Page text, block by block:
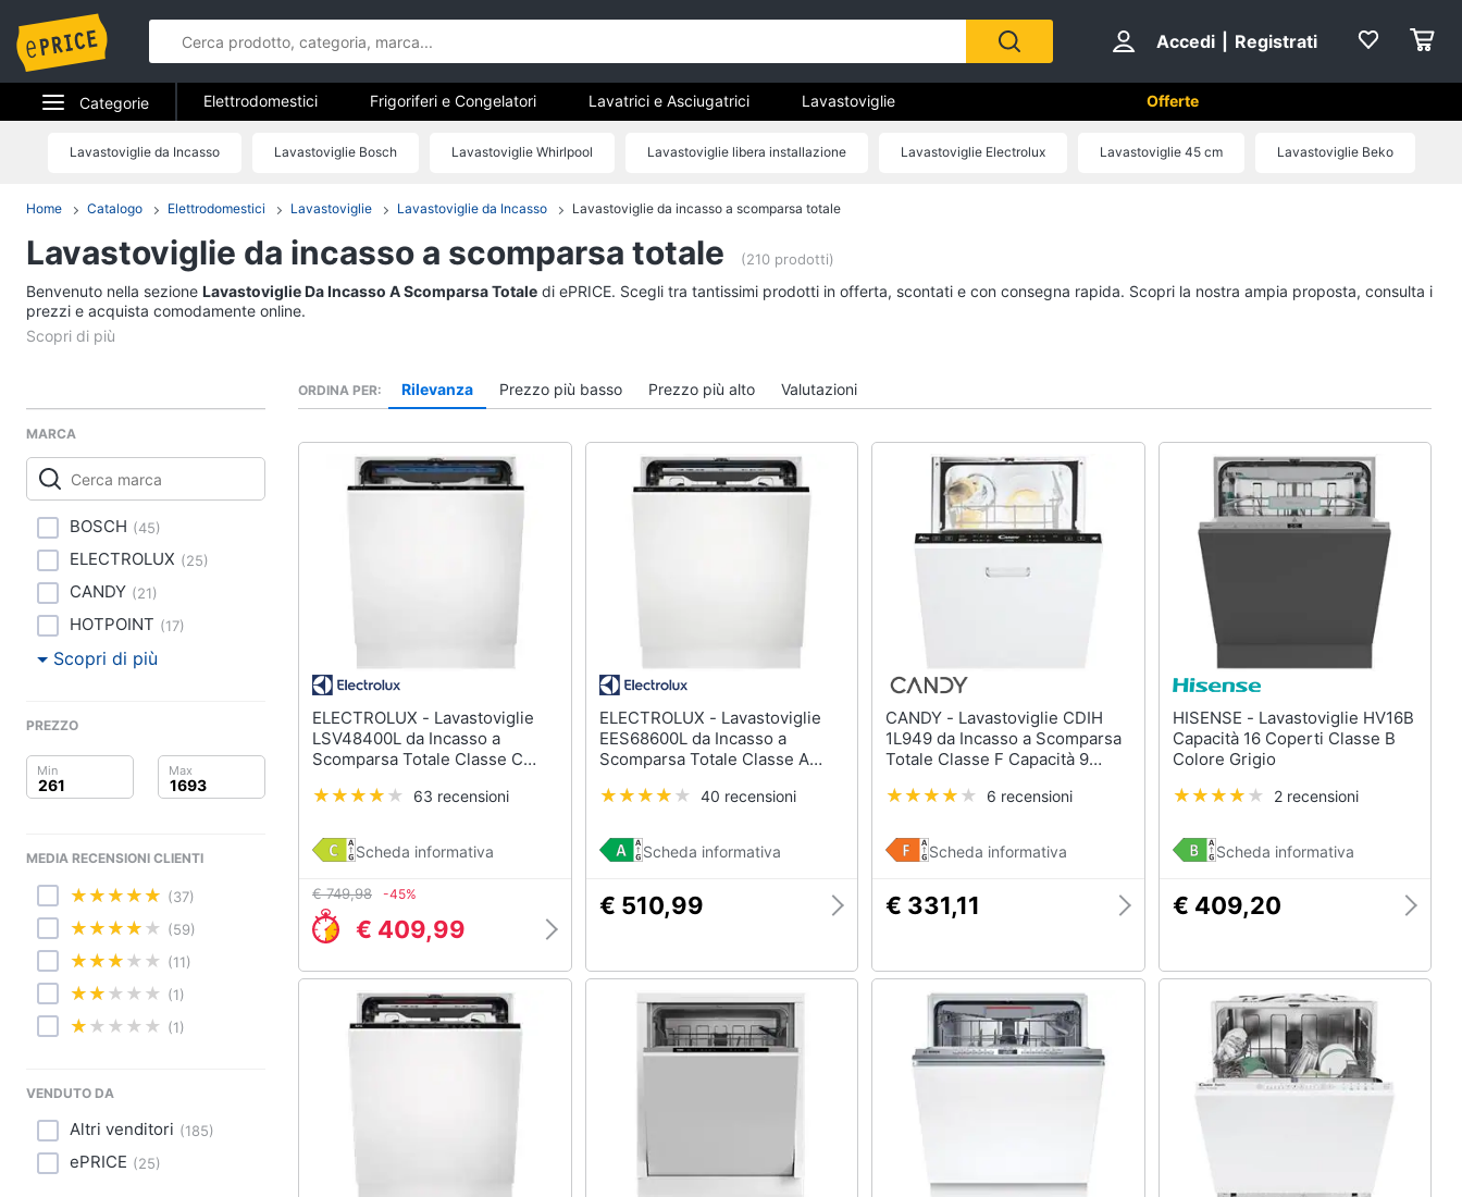
Accedi Registrati
Categorie
Elettrodomestici
Telefonia
Tv e Home Cinema
Smart home
Clima
Arredo
Brico e Giardinaggio
Salute e igiene
Prima infanzia
Abbigliamento
Animali
Libri, cd e dvd
Festività e ricorrenze
Elettrodomestici
Frigoriferi e Congelatori
Cantinetta Vino
Vedi tutti
Lavatrici e Asciugatrici
Asciugatrice
Vedi tutti
Lavastoviglie
Vedi tutti
Elettrodomestici da incasso
Vedi tutti
Pulizia casa e stiro
Elettrodomestici in Cucina
Friggitrice ad aria
Macchina caffè
Piccoli elettrodomestici
Termoventilatore
Termoconvettore
Elettrodomestici
professionali e industriali
Abbattitore
Macchine da cucire
Friggitrice professionale
Vedi tutti
Elettrodomestici in offerta
Frigoriferi in offerta
Microonde in offerta
Elettrodomestici Frigoriferi e Congelatori Lavatrici e Asciugatrici Lavastoviglie Offerte
Lavastoviglie da Incasso Lavastoviglie Bosch Lavastoviglie Whirlpool Lavastoviglie libera installazione Lavastoviglie Electrolux Lavastoviglie 45 cm Lavastoviglie Beko
Lavastoviglie Miele Lavastoviglie piccole
Home Catalogo Elettrodomestici Lavastoviglie Lavastoviglie da Incasso Lavastoviglie da incasso a scomparsa totale
Lavastoviglie da incasso a scomparsa totale (210 prodotti)
Benvenuto nella sezione Lavastoviglie Da Incasso A Scomparsa Totale di ePRICE. Scegli tra tantissimi prodotti in offerta, scontati e con consegna rapida. Scopri la nostra ampia proposta, consulta i
prezzi e acquista comodamente online.
MARCA
BOSCH (45)
ELECTROLUX (25)
CANDY (21)
HOTPOINT (17)
Scopri di più
PREZZO
MEDIA RECENSIONI CLIENTI
(37)
(59)
(11)
(1)
(1)
VENDUTO DA
Altri venditori (185)
ePRICE (25)
ORDINA PER Rilevanza Prezzo più basso Prezzo più alto Valutazioni
ELECTROLUX - Lavastoviglie
LSV48400L da Incasso a
Scomparsa Totale Classe C
63 recensioni
Scheda informativa
€ 749,98 -45%
€ 409,99
ELECTROLUX - Lavastoviglie
EES68600L da Incasso a
Scomparsa Totale Classe A
40 recensioni
Scheda informativa
€ 510,99
CANDY - Lavastoviglie CDIH
1L949 da Incasso a Scomparsa
Totale Classe F Capacità 9
6 recensioni
Scheda informativa
€ 331,11
HISENSE - Lavastoviglie HV16B
Capacità 16 Coperti Classe B
Colore Grigio
2 recensioni
Scheda informativa
€ 409,20